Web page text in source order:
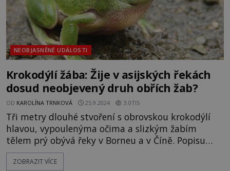
NEOBJASNĚNÉ UDÁLOSTI
Krokodýlí žába: Žije v asijských řekách
dosud neobjevený druh obřích žab?
OD KAROLÍNA TRNKOVÁ 25.9.2024 3.0TIS
Tři metry dlouhé stvoření s obrovskou krokodýlí
hlavou, vypoulenýma očima a slizkým žabím
tělem prý obývá řeky v Borneu a v Číně. Popisu
tvora nejvíc odpovídá dávno vyhynulý
mastodontosaurus. Nebo snad tento druhohorní
ZOBRAZIT VÍCE